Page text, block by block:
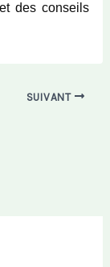
des conseils
SUIVANT